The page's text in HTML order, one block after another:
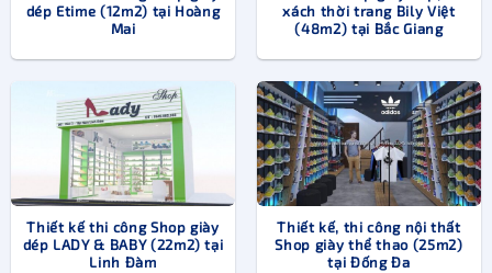
Tùy thuộc vào đối tượng phục vụ là khách hàng nam hay
Thông thườngthiết kế cửa hàng giày dépnam sẽ hướng
đến sự sang trọng, lịch lãm. Trong khi đó, phong cách thiết
kế dành cho phái đẹp là sự nhẹ nhàng, nữ tính.
Với những cửa hàng giày dép phong cách thể thao, sneaker
dành cho cả nam và nữ, thiết kế cần thể hiện sự khỏe
dép Etime (12m2) tại Hoàng
Mai
xách thời trang Bily Việt
(48m2) tại Bắc Giang
Thiết kế thi công Shop giày
dép LADY & BABY (22m2) tại
Linh Đàm
Thiết kế, thi công nội thất
Shop giày thể thao (25m2)
tại Đống Đa